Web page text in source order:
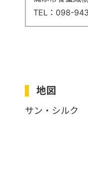
TEL：098-
地図
サン・シルク